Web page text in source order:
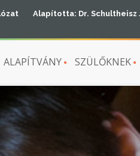
Alapította: Dr. Schultheisz
ALAPÍTVÁNY SZÜLŐKNEK